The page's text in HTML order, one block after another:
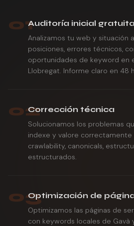
01Auditoría inicial gratuita
Analizamos tu web y situación
posiciones, errores técnicos,
oportunidades de keyword en
Llobregat. Informe claro en 48
02Corrección técnica
Solucionamos los problemas
indexe y valore correctamente
crawlability, canonicals,
estructurados.
03Optimización de
Optimizamos las páginas de
con keywords locales de Gavà